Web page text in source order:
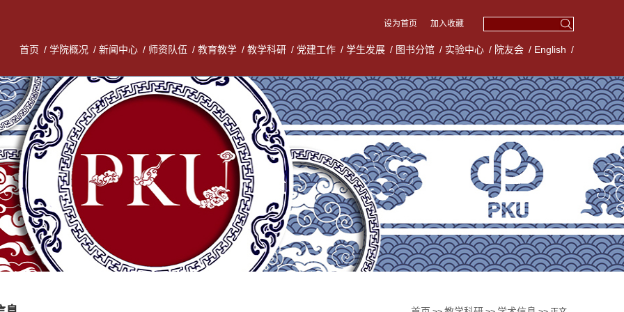
设为首页 加入收藏
首页 / 学院概况 / 新闻中心 / 师资队伍 / 教育教学 / 教学科研 / 党建工作 / 学生发展 / 图书分馆 / 实验中心 / 院友会 / English /